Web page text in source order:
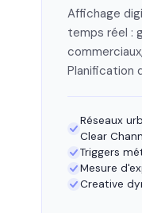
Affichage
temps réel :
Planification
Réseaux
Clear
Triggers
Mesure
Creative